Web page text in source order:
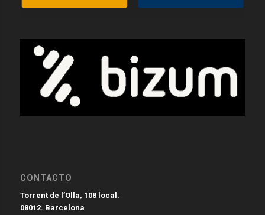
CONTACTO
Torrent de l’Olla, 108 local.
08012. Barcelona